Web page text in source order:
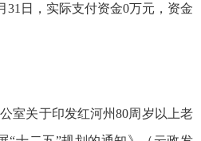
31日，实际支付资金0万元，资金
室关于印发红河州80周岁以上老